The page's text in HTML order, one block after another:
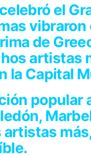
el
vibraron
de
artistas
la Capital
popular